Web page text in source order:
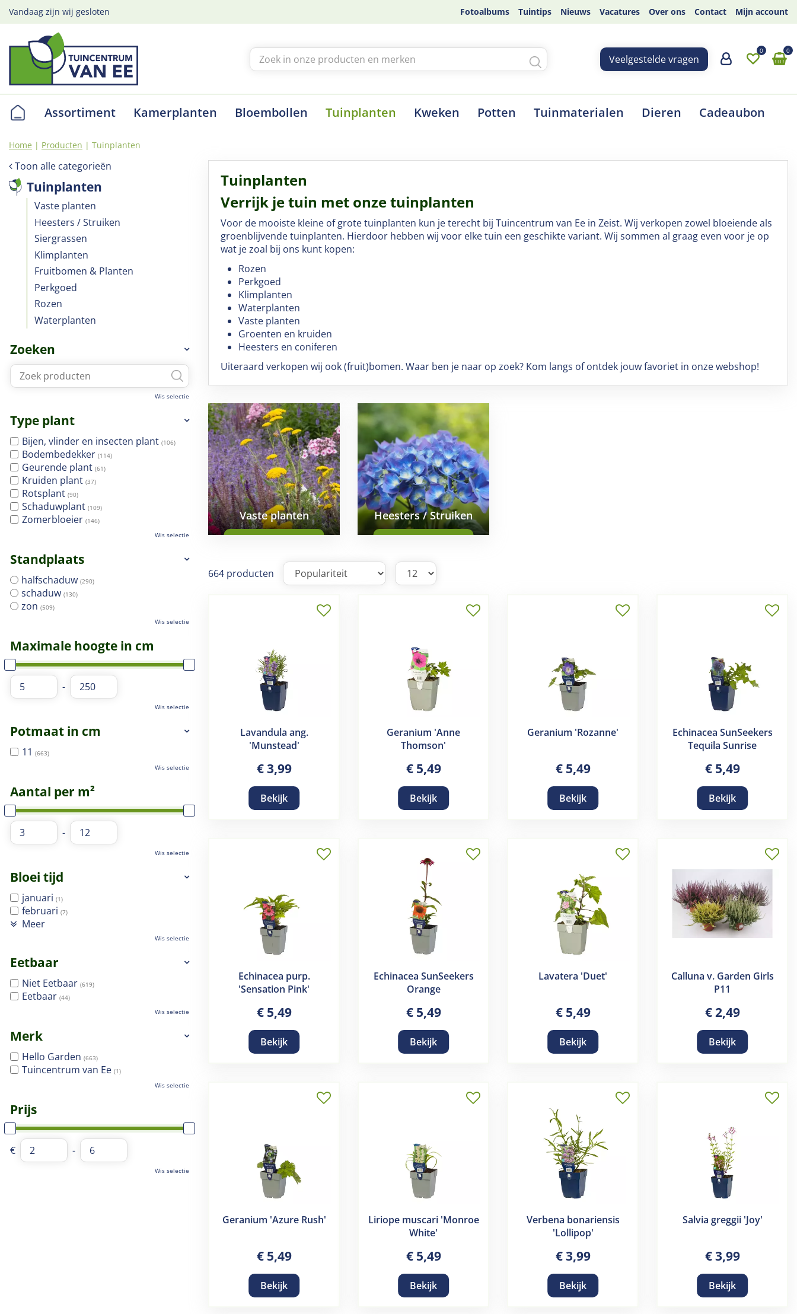
Ga
naar
Home Producten Tuinplanten
Vandaag zijn wij gesloten Fotoalbums Tuintips Nieuws Vacatures Over ons Contact Mijn account
Veelgestelde vragen
Assortiment Kamerplanten Bloembollen Tuinplanten Kweken Potten Tuinmaterialen Dieren Cadeaubon
Tuinplanten
Verrijk je tuin met onze tuinplanten
Voor de mooiste kleine of grote tuinplanten kun je terecht bij Tuincentrum van Eein Zeist. Wij verkopen zowel bloeiende als
groenblijvende tuinplanten. Hierdoor hebben wij voor elke tuin een geschikte variant. Wij sommen al graag even voor je op
wat je zoal bij ons kunt kopen:
Rozen
Perkgoed
Klimplanten
Waterplanten
Vaste planten
Groenten en kruiden
Heesters en coniferen
Uiteraard verkopen wij ook (fruit)bomen. Waar ben je naar op zoek? Kom langs of ontdek jouw favoriet in onze webshop!
Vaste planten Heesters / Struiken
664 producten
Lavandula ang.
'Munstead'
€3,99
Bekijk
Geranium 'Anne
Thomson'
€ 5,49
Bekijk
Geranium 'Rozanne'
€ 5,49
Bekijk
Echinacea SunSeekers
Tequila Sunrise
€ 5,49
Bekijk
Echinacea purp.
'Sensation Pink'
€ 5,49
Bekijk
Echinacea SunSeekers
Orange
€ 5,49
Bekijk
Lavatera 'Duet'
€ 5,49
Bekijk
Calluna v. Garden Girls
P11
€2,49
Bekijk
Geranium 'Azure Rush'
€ 5,49
Bekijk
Liriope muscari 'Monroe
White'
€ 5,49
Bekijk
Verbena bonariensis
'Lollipop'
€3,99
Bekijk
Salvia greggii 'Joy'
€3,99
Bekijk
Toon alle categorieën
Tuinplanten
Vaste planten
Heesters / Struiken
Siergrassen
Klimplanten
Fruitbomen & Planten
Perkgoed
Rozen
Waterplanten
Zoeken
Wis selectie
Type plant
Bijen, vlinder en insecten plant (106)
Bodembedekker (114)
Geurende plant (61)
Kruiden plant (37)
Rotsplant (90)
Schaduwplant (109)
Zomerbloeier (146)
Wis selectie
Standplaats
halfschaduw (290)
schaduw (130)
zon (509)
Wis selectie
Maximale hoogte in cm
-
Wis selectie
Potmaat in cm
11 (663)
Wis selectie
Aantal per m²
-
Wis selectie
Bloei tijd
januari (1)
februari (7)
Meer
Wis selectie
Eetbaar
Niet Eetbaar (619)
Eetbaar (44)
Wis selectie
Merk
Hello Garden (663)
Tuincentrum van Ee (1)
Wis selectie
Prijs
€ -
Wis selectie